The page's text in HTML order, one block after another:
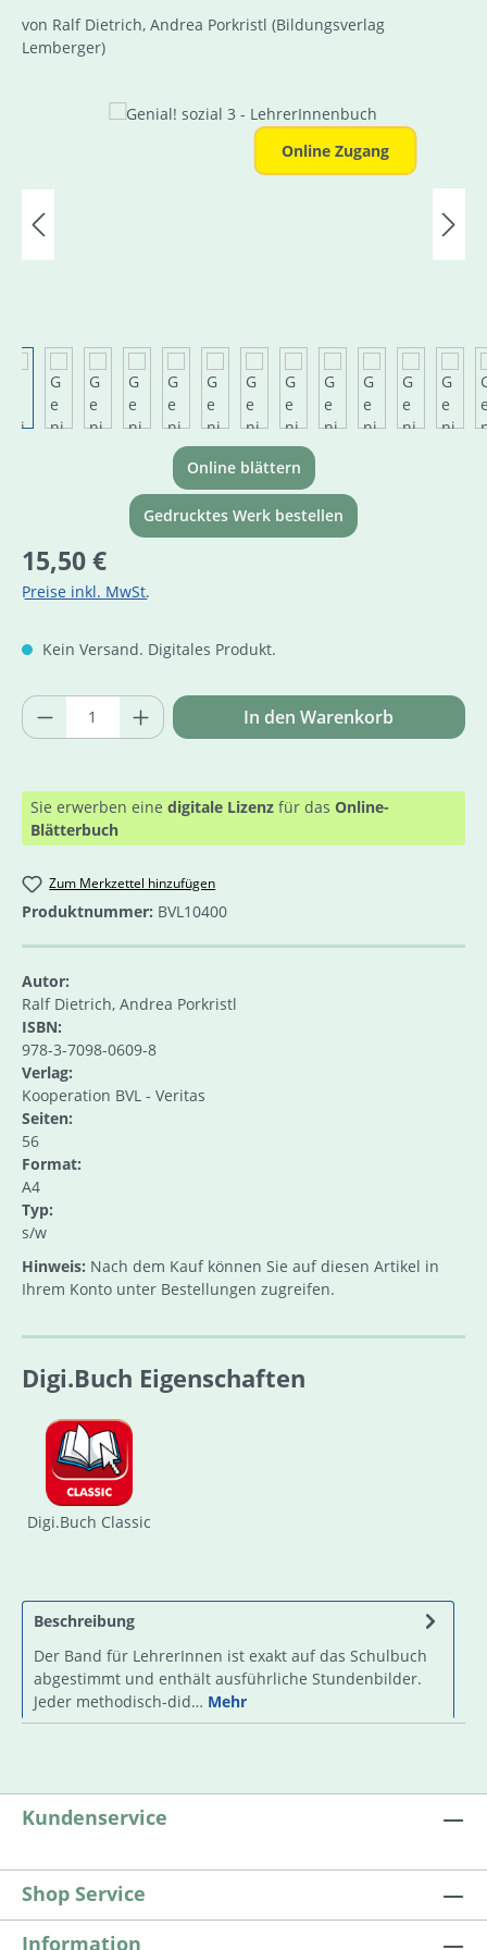
von Ralf Dietrich, Andrea Porkristl (Bildungsverlag
Lemberger)
Bildergalerie überspringen
Online Zugang
Online blättern
Gedrucktes Werk bestellen
Regulärer Preis:
15,50 €
Preise inkl. MwSt.
Kein Versand. Digitales Produkt.
Produkt Anzahl: Gib den gewünschten
In den Warenkorb
Sie erwerben eine digitale Lizenz für das Online-
Blätterbuch
Zum Merkzettel hinzufügen
Produktnummer: BVL10400
Autor:
Ralf Dietrich, Andrea Porkristl
ISBN:
978-3-7098-0609-8
Verlag:
Kooperation BVL - Veritas
Seiten:
56
Format:
A4
Typ:
s/w
Hinweis: Nach dem Kauf können Sie auf diesen Artikel in
Ihrem Konto unter Bestellungen zugreifen.
Digi.Buch Eigenschaften
Digi.Buch Classic
Beschreibung
Der Band für LehrerInnen ist exakt auf das Schulbuch
abgestimmt und enthält ausführliche Stundenbilder.
Jeder methodisch-did… Mehr
Kundenservice
Shop Service
Information